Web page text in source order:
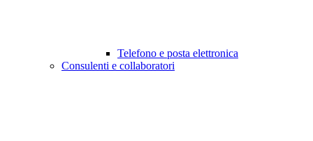
Telefono e posta elettronica
Consulenti e collaboratori